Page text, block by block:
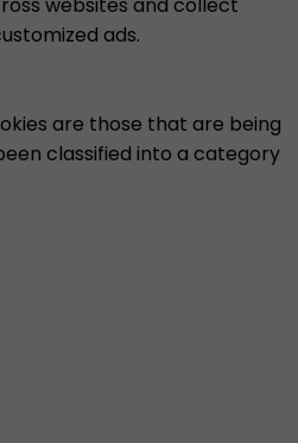
ads.
are those that are being
classified into a category